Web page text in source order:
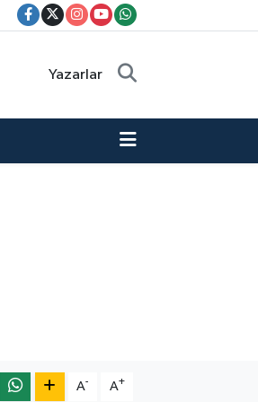
Yazarlar
A- A+